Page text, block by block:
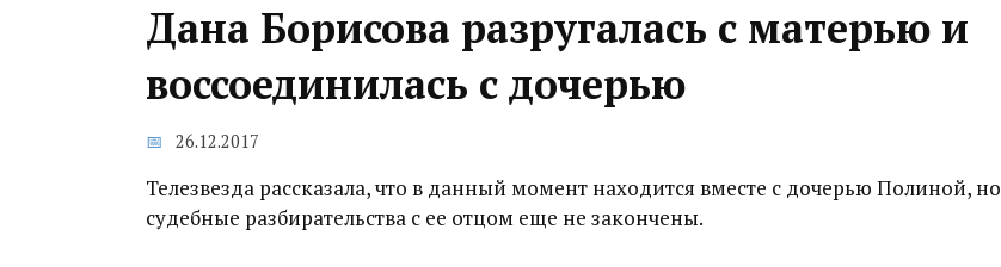
Дана Борисова разругалась с матерью и
воссоединилась с дочерью
26.12.2017
Телезвезда рассказала, что в данный момент находится вместе с дочерью Полиной, но
судебные разбирательства с ее отцом еще не закончены.